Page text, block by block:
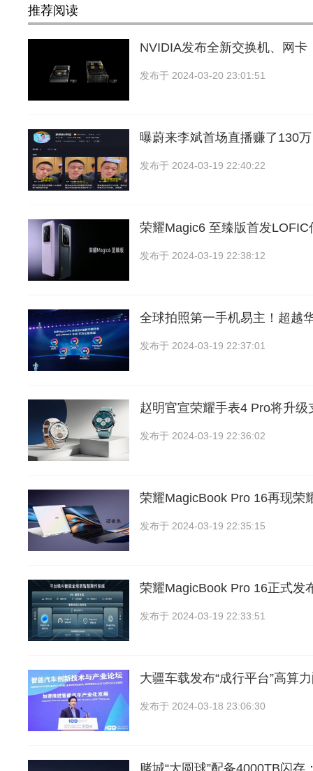
推荐阅读
NVIDIA发布全新交换机、网卡
发布于 2024-03-20 23:01:51
曝蔚来李斌首场直播赚了130
发布于 2024-03-19 22:40:22
荣耀Magic6 至臻版首发
发布于 2024-03-19 22:38:12
全球拍照第一手机易主！超越
发布于 2024-03-19 22:37:01
赵明官宣荣耀手表4 Pro将升级
发布于 2024-03-19 22:36:02
荣耀MagicBook Pro 16再现荣
发布于 2024-03-19 22:35:15
荣耀MagicBook Pro 16正式发
发布于 2024-03-19 22:33:51
大疆车载发布“成行平台”高算
发布于 2024-03-18 23:06:30
赌城“大圆球”配备4000TB闪存